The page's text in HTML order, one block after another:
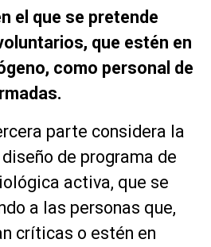
el que se pretende
que estén en
como personal de
parte considera la
de programa de
activa, que se
a las personas que,
críticas o estén en